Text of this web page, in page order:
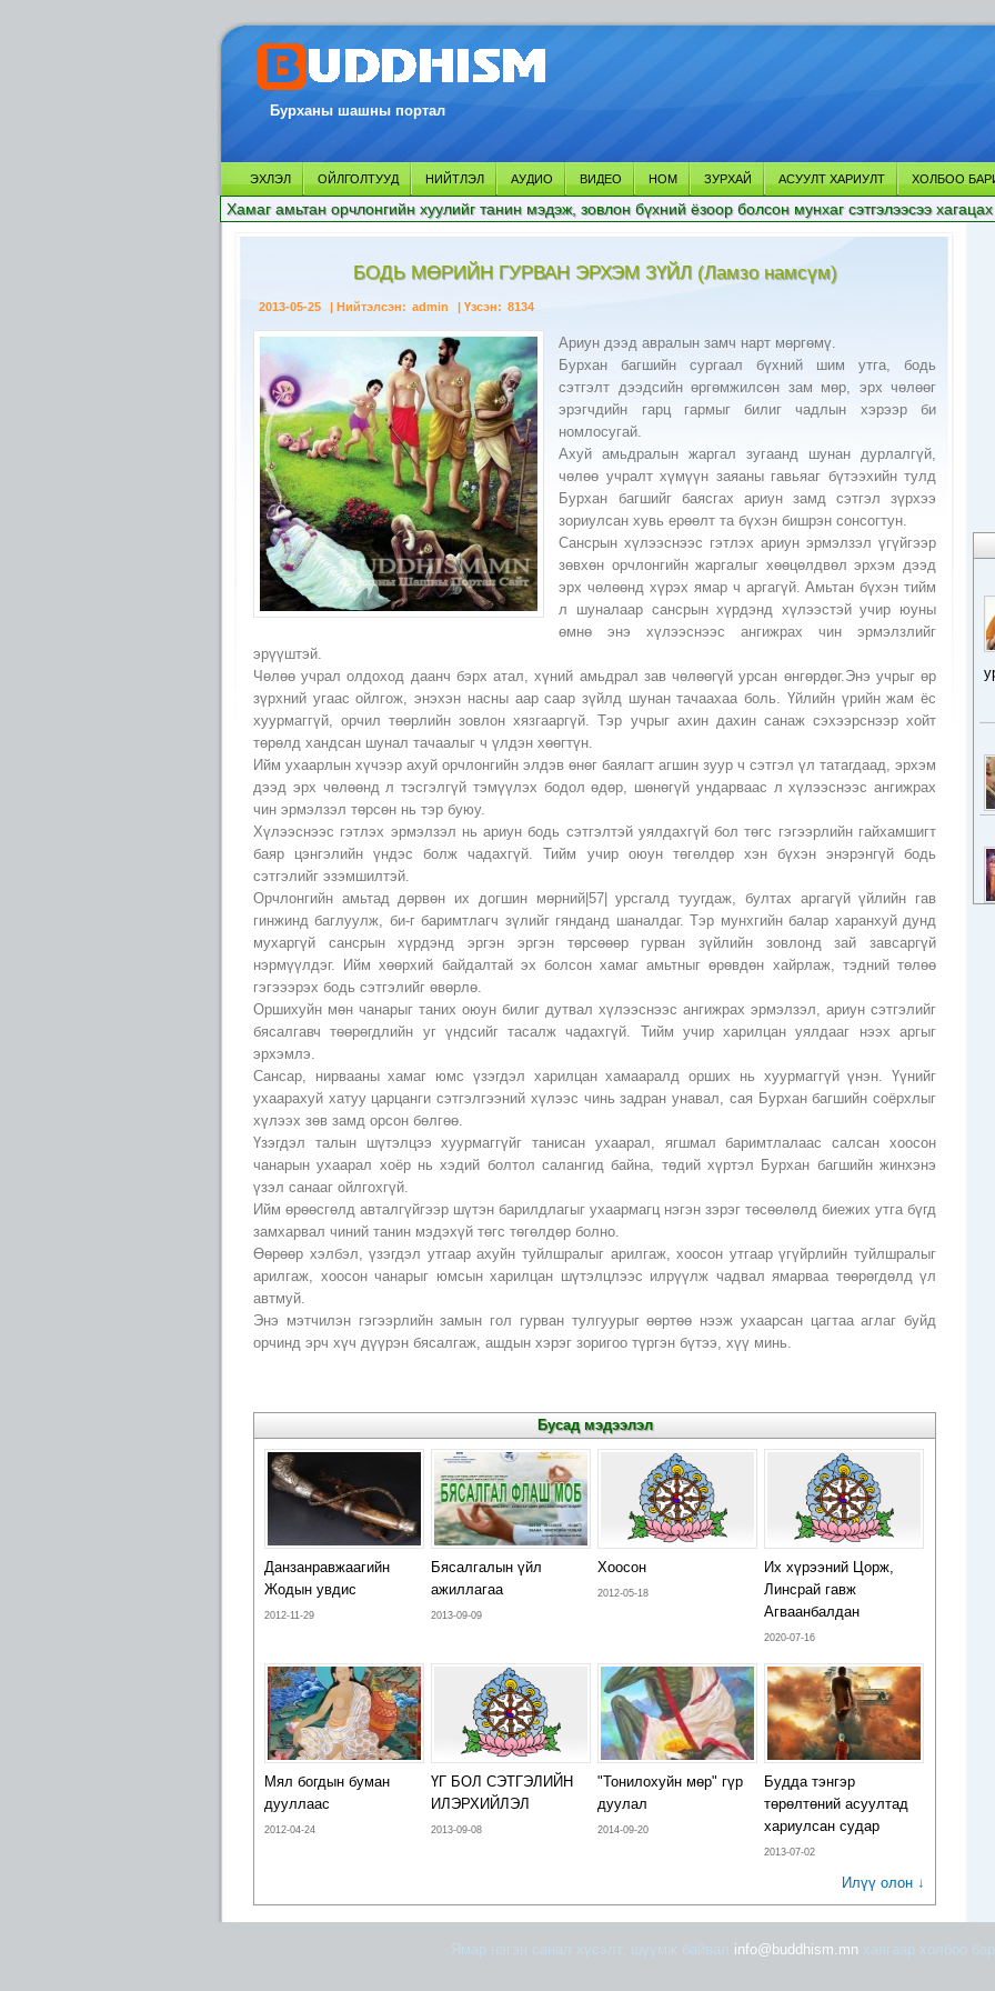
Бурханы шашны портал
ЭХЛЭЛ ОЙЛГОЛТУУД НИЙТЛЭЛ АУДИО ВИДЕО НОМ ЗУРХАЙ АСУУЛТ ХАРИУЛТ ХОЛБОО
Хамаг амьтан орчлонгийн хуулийг танин мэдэж, зовлон бүхний ёзоор болсон мунхаг сэтгэлээсээ хагацах
БОДЬ МӨРИЙН ГУРВАН ЭРХЭМ ЗҮЙЛ (Ламзо намсүм)
2013-05-25 | Нийтэлсэн: admin | Үзсэн: 8134
Ариун дээд авралын замч нарт мөргөмү.
Бурхан багшийн сургаал бүхний шим утга, бодь
сэтгэлт дээдсийн өргөмжилсөн зам мөр, эрх чөлөөг
эрэгчдийн гарц гармыг билиг чадлын хэрээр би
номлосугай.
Ахуй амьдралын жаргал зугаанд шунан дурлалгүй,
чөлөө учралт хүмүүн заяаны гавьяаг бүтээхийн тулд
Бурхан багшийг баясгах ариун замд сэтгэл зүрхээ
зориулсан хувь ерөөлт та бүхэн бишрэн сонсогтун.
Сансрын хүлээснээс гэтлэх ариун эрмэлзэл үгүйгээр
зөвхөн орчлонгийн жаргалыг хөөцөлдвөл эрхэм дээд
эрх чөлөөнд хүрэх ямар ч аргагүй. Амьтан бүхэн тийм
л шуналаар сансрын хүрдэнд хүлээстэй учир юуны
өмнө энэ хүлээснээс ангижрах чин эрмэлзлийг
эрүүштэй.
Чөлөө учрал олдоход даанч бэрх атал, хүний амьдрал зав чөлөөгүй урсан өнгөрдөг.Энэ учрыг өр
зүрхний угаас ойлгож, энэхэн насны аар саар зүйлд шунан тачаахаа боль. Үйлийн үрийн жам ёс
хуурмаггүй, орчил төөрлийн зовлон хязгааргүй. Тэр учрыг ахин дахин санаж сэхээрснээр хойт
төрөлд хандсан шунал тачаалыг ч үлдэн хөөгтүн.
Ийм ухаарлын хүчээр ахуй орчлонгийн элдэв өнөг баялагт агшин зуур ч сэтгэл үл татагдаад, эрхэм
дээд эрх чөлөөнд л тэсгэлгүй тэмүүлэх бодол өдөр, шөнөгүй ундарваас л хүлээснээс ангижрах
чин эрмэлзэл төрсөн нь тэр буюу.
Хүлээснээс гэтлэх эрмэлзэл нь ариун бодь сэтгэлтэй уялдахгүй бол төгс гэгээрлийн гайхамшигт
баяр цэнгэлийн үндэс болж чадахгүй. Тийм учир оюун төгөлдөр хэн бүхэн энэрэнгүй бодь
сэтгэлийг эзэмшилтэй.
Орчлонгийн амьтад дөрвөн их догшин мөрний|57| урсгалд туугдаж, бултах аргагүй үйлийн гав
гинжинд баглуулж, би-г баримтлагч зүлийг гянданд шаналдаг. Тэр мунхгийн балар харанхуй дунд
мухаргүй сансрын хүрдэнд эргэн эргэн төрсөөөр гурван зүйлийн зовлонд зай завсаргүй
нэрмүүлдэг. Ийм хөөрхий байдалтай эх болсон хамаг амьтныг өрөвдөн хайрлаж, тэдний төлөө
гэгэээрэх бодь сэтгэлийг өвөрлө.
Оршихуйн мөн чанарыг таних оюун билиг дутвал хүлээснээс ангижрах эрмэлзэл, ариун сэтгэлийг
бясалгавч төөрөгдлийн уг үндсийг тасалж чадахгүй. Тийм учир харилцан уялдааг нээх аргыг
эрхэмлэ.
Сансар, нирвааны хамаг юмс үзэгдэл харилцан хамааралд орших нь хуурмаггүй үнэн. Үүнийг
ухаарахуй хатуу царцанги сэтгэлгээний хүлээс чинь задран унавал, сая Бурхан багшийн соёрхлыг
хүлээх зөв замд орсон бөлгөө.
Үзэгдэл талын шүтэлцээ хуурмаггүйг танисан ухаарал, ягшмал баримтлалаас салсан хоосон
чанарын ухаарал хоёр нь хэдий болтол салангид байна, төдий хүртэл Бурхан багшийн жинхэнэ
үзэл санааг ойлгохгүй.
Ийм өрөөсгөлд авталгүйгээр шүтэн барилдлагыг ухаармагц нэгэн зэрэг төсөөлөлд биежих утга бүгд
замхарвал чиний танин мэдэхүй төгс төгөлдөр болно.
Өөрөөр хэлбэл, үзэгдэл утгаар ахуйн туйлшралыг арилгаж, хоосон утгаар үгүйрлийн туйлшралыг
арилгаж, хоосон чанарыг юмсын харилцан шүтэлцлээс илрүүлж чадвал ямарваа төөрөгдөлд үл
автмуй.
Энэ мэтчилэн гэгээрлийн замын гол гурван тулгуурыг өөртөө нээж ухаарсан цагтаа аглаг буйд
орчинд эрч хүч дүүрэн бясалгаж, ашдын хэрэг зоригоо түргэн бүтээ, хүү минь.
Бусад мэдээлэл
Данзанравжаагийн
Жодын увдис
2012-11-29
Бясалгалын үйл
ажиллагаа
2013-09-09
Хоосон
2012-05-18
Их хүрээний Цорж,
Линсрай гавж
Агваанбалдан
2020-07-16
Мял богдын буман
дууллаас
2012-04-24
ҮГ БОЛ СЭТГЭЛИЙН
ИЛЭРХИЙЛЭЛ
2013-09-08
"Тонилохуйн мөр" гүр
дуулал
2014-09-20
Будда тэнгэр
төрөлтөний асуултад
хариулсан судар
2013-07-02
Илүү олон ↓
Ямар нэгэн санал хүсэлт, шүүмж байвал info@buddhism.mn хаягаар холбоо